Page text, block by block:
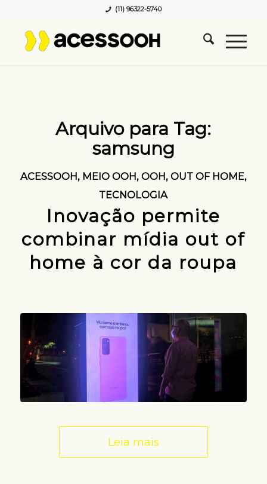
(11) 96322-5740
Arquivo para Tag:
samsung
ACESSOOH, MEIO OOH, OOH, OUT OF HOME,
TECNOLOGIA
Inovação permite
combinar mídia out of
home à cor da roupa
Leia mais